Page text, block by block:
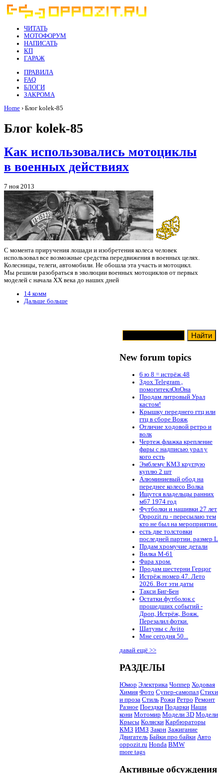
ЧИТАТЬ
МОТОФОРУМ
НАПИСАТЬ
КП
ГАРАЖ
ПРАВИЛА
FAQ
БЛОГИ
ЗАКРОМА
Home › Блог kolek-85
Блог kolek-85
Как использовались мотоциклы
в военных действиях
7 ноя 2013
С момента приручения лошади и изобретения колеса человек
использовал все возможные средства передвижения в военных целях.
Колесницы, телеги, автомобили. Не обошла эта участь и мотоцикл.
Мы решили разобраться в эволюции военных мотоциклов от первых
моделей с начала XX века до наших дней
14 комм
Дальше больше
New forum topics
6 ю 8 = истрёж 48
Здох Telegram ,
помогитеклОпОна
Продам литровый Урал
кастом!
Крышку переднего гтц или
гтц в сборе Вояж
Отличие ходовой ретро и
волк
Чертеж флажка крепление
фары с надписью урал у
кого есть
Эмблему КМЗ круглую
куплю 2 шт
Алюминиевый обод на
переднее колесо Волка
Ищутся владельцы ранних
м67 1974 год
Футболки и нашивки 27 лет
Oppozit.ru - пересылаю тем
кто не был на мероприятии.
есть две толстовки
последней партии. размер L
Прдам хромучие детали
Вилка М-61
Фара хром.
Продам шестерни Герцог
Истрёж номер 47. Лето
2026. Вот эти даты
Такси Биг-Бен
Остатки футболок с
прошедших событий -
Дроп, Истрёж, Вояж.
Перезалил фотки.
Шатуны с Avito
Мне сегодня 50...
давай ещё >>
РАЗДЕЛЫ
Юмор Электрика Чоппер Ходовая
Химия Фото Супер-самопал Стихи
и проза Стиль Рожи Ретро Ремонт
Разное Поездки Подарки Наши
кони Мотомир Модели 3D Модели
Крысы Коляски Карбюраторы
КМЗ ИМЗ Закон Зажигание
Двигатель Байки про байки Авто
oppozit.ru Honda BMW
more tags
Активные обсуждения